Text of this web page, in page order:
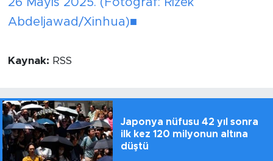
26 Mayıs 2025. (Fotoğraf: Rizek
Abdeljawad/Xinhua)■
Kaynak: RSS
Japonya nüfusu 42 yıl sonra
ilk kez 120 milyonun altına
düştü